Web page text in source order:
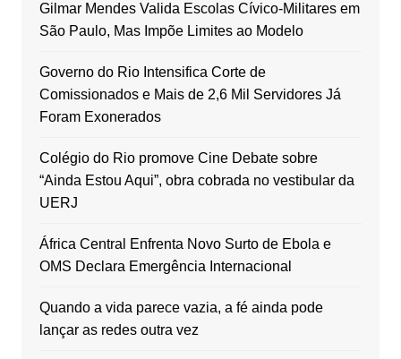
Gilmar Mendes Valida Escolas Cívico-Militares em
São Paulo, Mas Impõe Limites ao Modelo
Governo do Rio Intensifica Corte de
Comissionados e Mais de 2,6 Mil Servidores Já
Foram Exonerados
Colégio do Rio promove Cine Debate sobre
“Ainda Estou Aqui”, obra cobrada no vestibular da
UERJ
África Central Enfrenta Novo Surto de Ebola e
OMS Declara Emergência Internacional
Quando a vida parece vazia, a fé ainda pode
lançar as redes outra vez